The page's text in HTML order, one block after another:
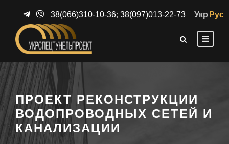
38(066)310-10-36; 38(097)013-22-73 Укр Рус
ПРОЕКТ РЕКОНСТРУКЦИИ
ВОДОПРОВОДНЫХ СЕТЕЙ И
КАНАЛИЗАЦИИ